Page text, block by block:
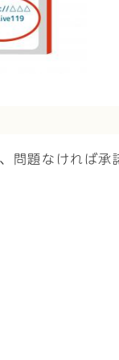
問題なければ承